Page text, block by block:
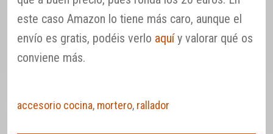
este caso Amazon lo tiene más caro, aunque el
envío es gratis, podéis verlo aquíy valorar qué os
conviene más.
accesorio cocina, mortero, rallador